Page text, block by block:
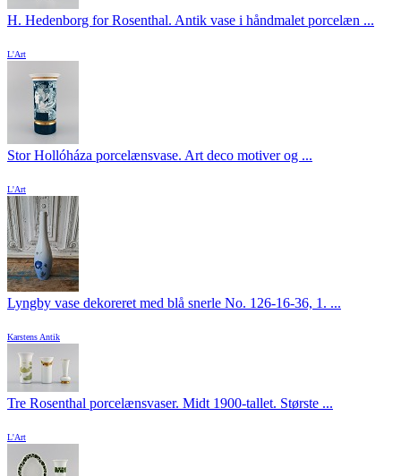
H. Hedenborg for Rosenthal. Antik vase i håndmalet porcelæn ...
L'Art
Stor Hollóháza porcelænsvase. Art deco motiver og ...
L'Art
Lyngby vase dekoreret med blå snerle No. 126-16-36, 1. ...
Karstens Antik
Tre Rosenthal porcelænsvaser. Midt 1900-tallet. Største ...
L'Art